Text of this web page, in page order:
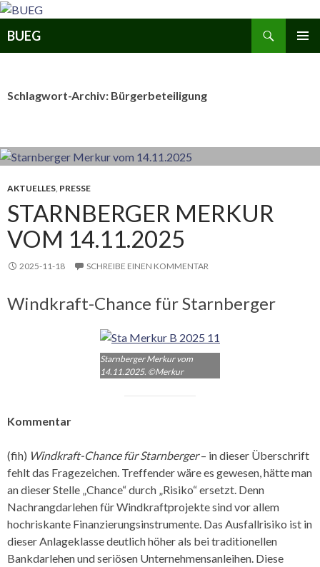
Zum
springen
BUEG
Schlagwort-Archiv: Bürgerbeteiligung
AKTUELLES PRESSE
STARNBERGER MERKUR
VOM 14.11.2025
2025-11-18 SCHREIBE EINEN KOMMENTAR
Windkraft-Chance für Starnberger
Starnberger Merkur vom
14.11.2025. ©Merkur
Kommentar
(fih) Windkraft-Chance für Starnberger– in dieser Überschrift
fehlt das Fragezeichen. Treffender wäre es gewesen, hätte man
an dieser Stelle „Chance“ durch „Risiko“ ersetzt. Denn
Nachrangdarlehen für Windkraftprojekte sind vor allem
hochriskante Finanzierungsinstrumente. Das Ausfallrisiko ist in
dieser Anlageklasse deutlich höher als bei traditionellen
Bankdarlehen und seriösen Unternehmensanleihen. Diese